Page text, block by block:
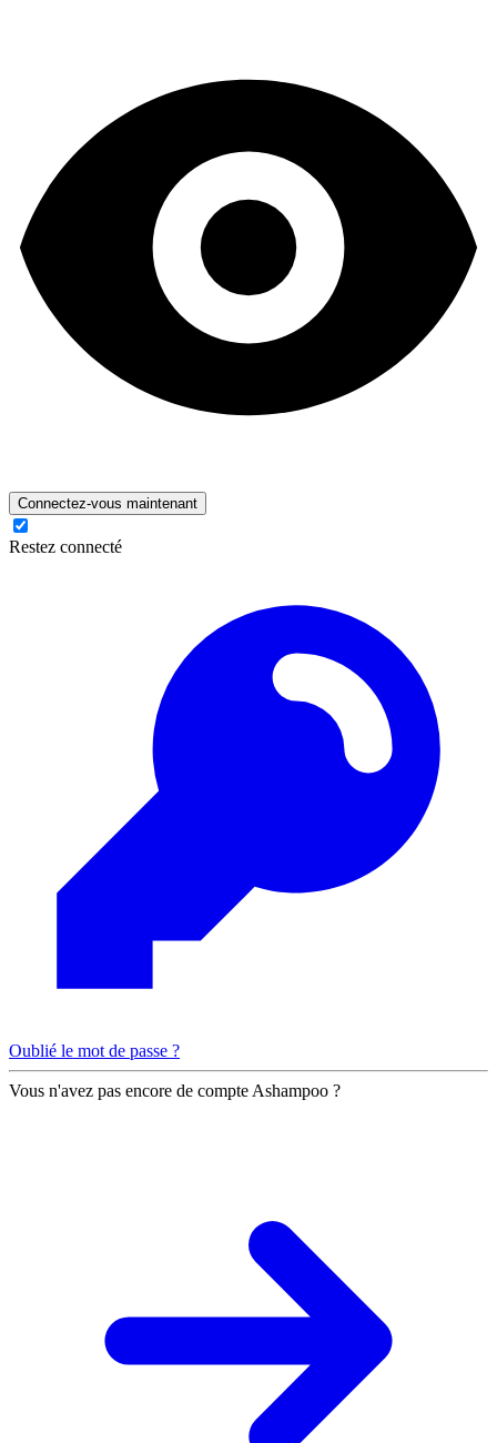
Connectez-vous maintenant
Restez connecté
Oublié le mot de passe ?
Vous n'avez pas encore de compte Ashampoo ?